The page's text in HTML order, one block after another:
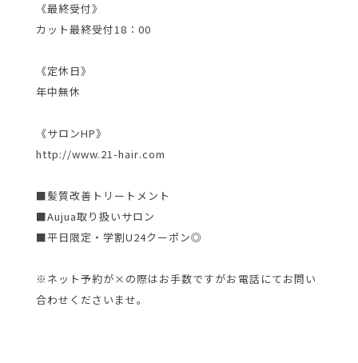
《最終受付》
カット最終受付18：00
《定休日》
年中無休
《サロンHP》
http://www.21-hair.com
■髪質改善トリートメント
■Aujua取り扱いサロン
■平日限定・学割U24クーポン◎
※ネット予約が×の際はお手数ですがお電話にてお問い
合わせくださいませ。